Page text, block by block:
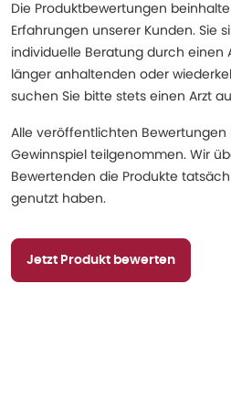
Die Produktbewertungen
Erfahrungen unserer Kunden. Sie
individuelle Beratung durch einen
länger anhaltenden oder
suchen Sie bitte stets einen Arzt
Alle veröffentlichten
Gewinnspiel teilgenommen. Wir
Bewertenden die Produkte
genutzt haben.
Jetzt Produkt bewerten